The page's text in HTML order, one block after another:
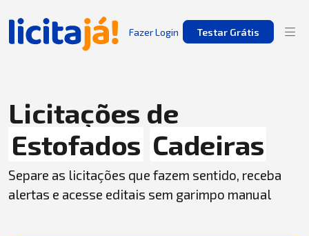
Fazer Login Testar Grátis
Licitações de
Estofados Cadeiras
Separe as licitações que fazem sentido, receba
alertas e acesse editais sem garimpo manual